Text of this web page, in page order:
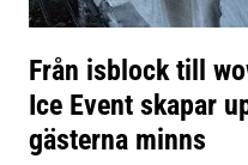
Från isblock till
Ice Event skapar
gästerna minns